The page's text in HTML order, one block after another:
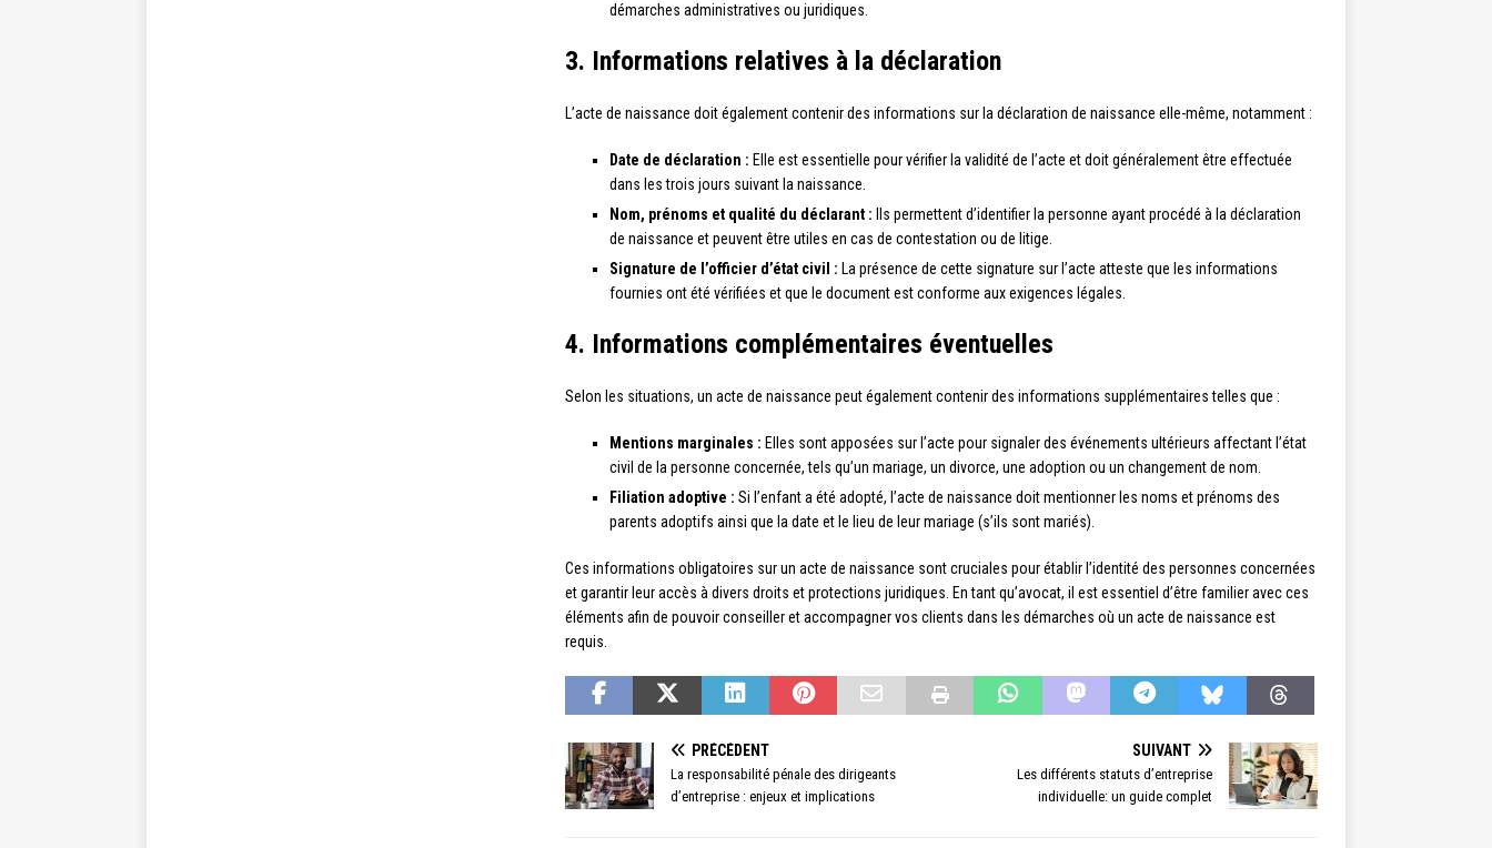
démarches administratives ou juridiques.
3. Informations relatives à la déclaration
L’acte de naissance doit également contenir des informations sur la déclaration de naissance elle-même, notamment :
Date de déclaration : Elle est essentielle pour vérifier la validité de l’acte et doit généralement être effectuée
dans les trois jours suivant la naissance.
Nom, prénoms et qualité du déclarant : Ils permettent d’identifier la personne ayant procédé à la déclaration
de naissance et peuvent être utiles en cas de contestation ou de litige.
Signature de l’officier d’état civil : La présence de cette signature sur l’acte atteste que les informations
fournies ont été vérifiées et que le document est conforme aux exigences légales.
4. Informations complémentaires éventuelles
Selon les situations, un acte de naissance peut également contenir des informations supplémentaires telles que :
Mentions marginales : Elles sont apposées sur l’acte pour signaler des événements ultérieurs affectant l’état
civil de la personne concernée, tels qu’un mariage, un divorce, une adoption ou un changement de nom.
Filiation adoptive : Si l’enfant a été adopté, l’acte de naissance doit mentionner les noms et prénoms des
parents adoptifs ainsi que la date et le lieu de leur mariage (s’ils sont mariés).
Ces informations obligatoires sur un acte de naissance sont cruciales pour établir l’identité des personnes concernées
et garantir leur accès à divers droits et protections juridiques. En tant qu’avocat, il est essentiel d’être familier avec ces
éléments afin de pouvoir conseiller et accompagner vos clients dans les démarches où un acte de naissance est
requis.
PRÉCÉDENT
La responsabilité pénale des dirigeants
d’entreprise : enjeux et implications
SUIVANT
Les différents statuts d’entreprise
individuelle: un guide complet